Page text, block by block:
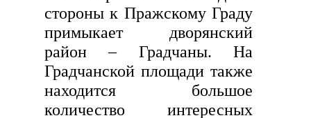
стороны к Пражскому Граду
примыкает дворянский
район – Градчаны. На
Градчанской площади также
находится большое
количество интересных